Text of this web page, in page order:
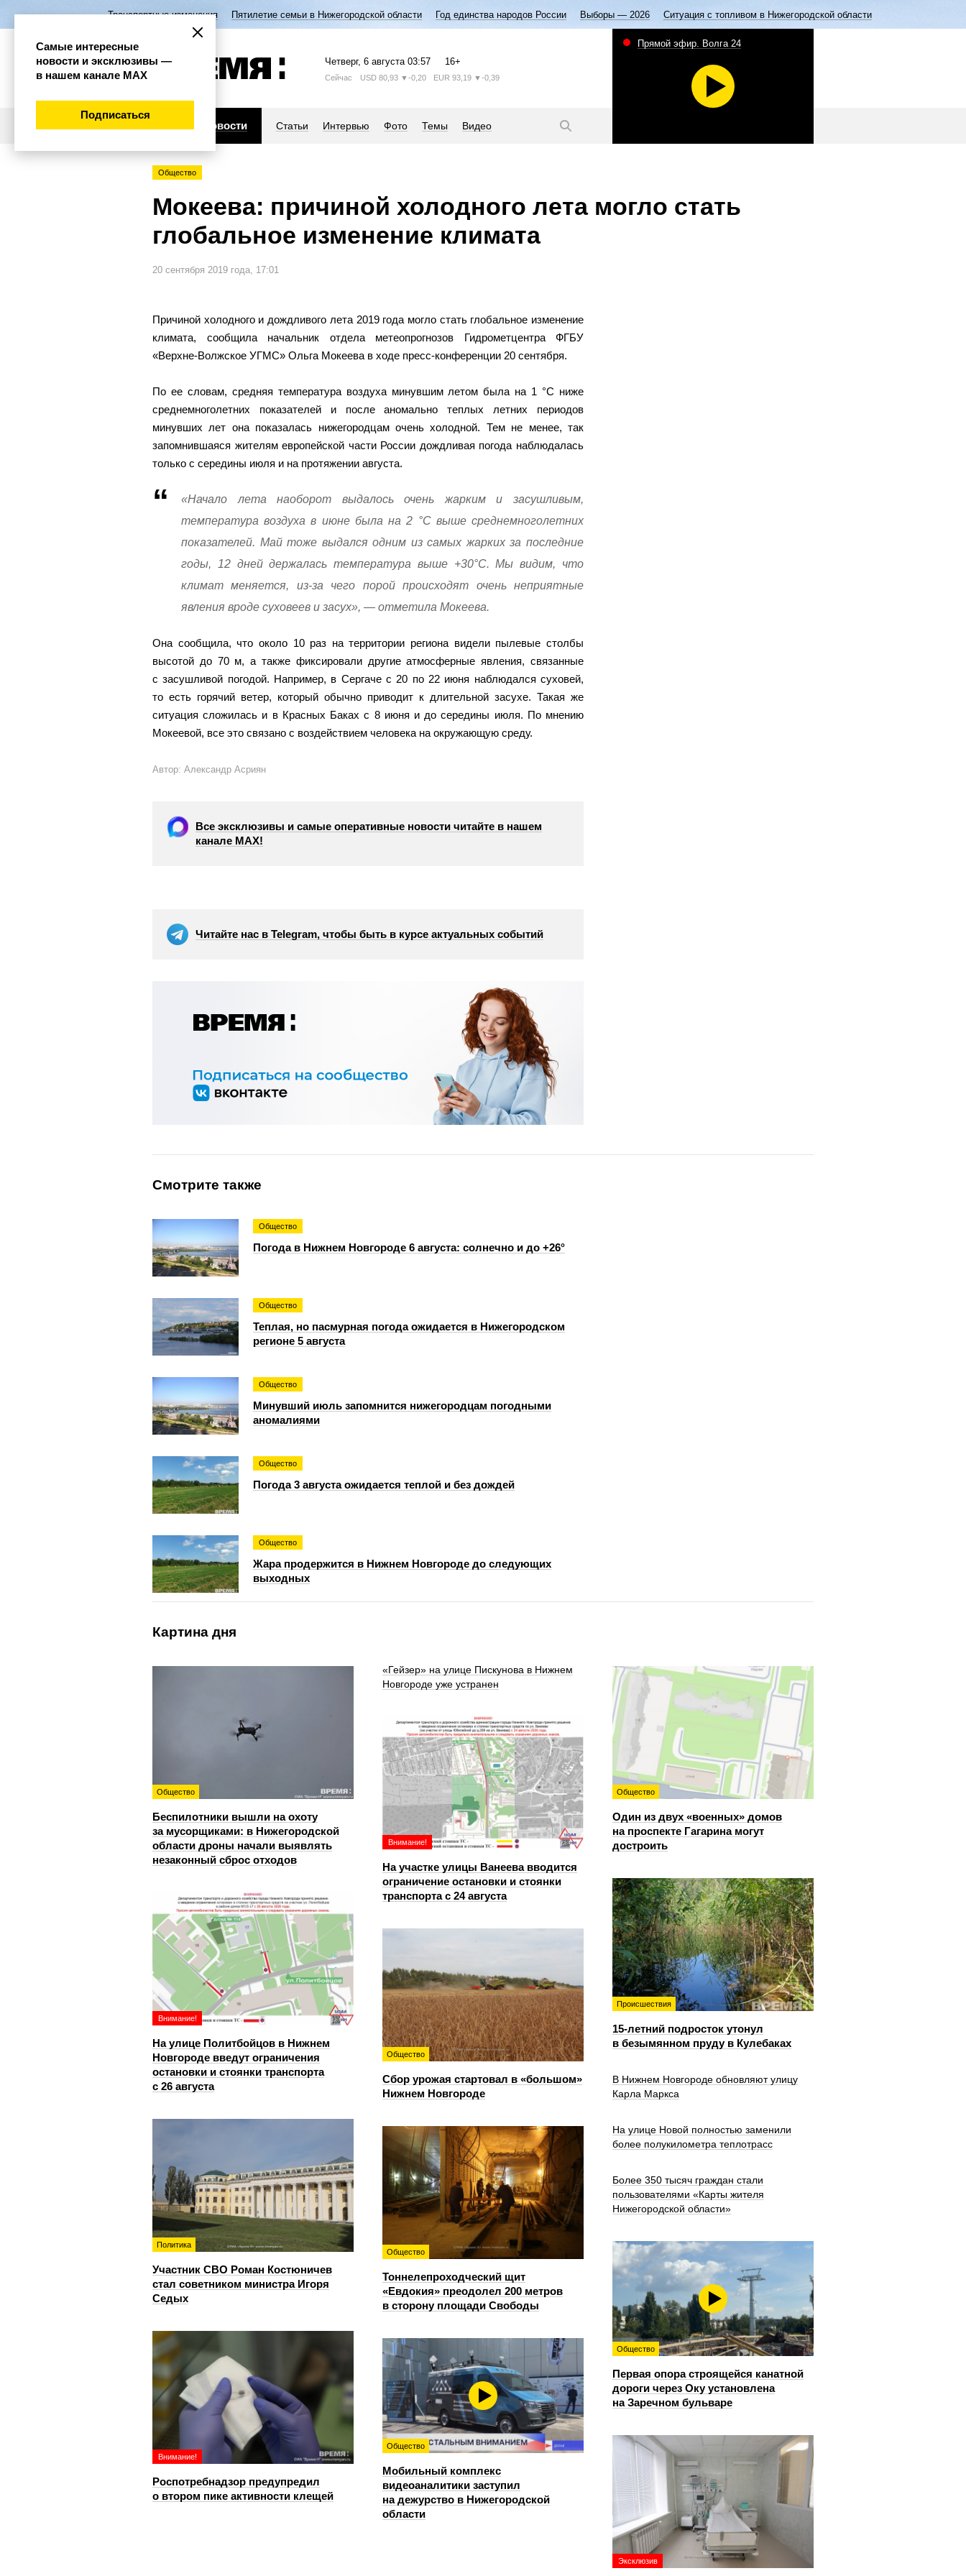
Транспортные изменения Пятилетие семьи в Нижегородской области Год единства народов России Выборы — 2026 Ситуация с топливом в Нижегородской области
Четверг, 6 августа 03:57 16+
Сейчас USD 80,93 ▼-0,20 EUR 93,19 ▼-0,39
Новости Статьи Интервью Фото Темы Видео
Прямой эфир. Волга 24
Общество
Мокеева: причиной холодного лета могло стать
глобальное изменение климата
20 сентября 2019 года, 17:01
Причиной холодного и дождливого лета 2019 года могло стать глобальное изменение
климата, сообщила начальник отдела метеопрогнозов Гидрометцентра ФГБУ
«Верхне-Волжское УГМС» Ольга Мокеева в ходе пресс-конференции 20 сентября.
По ее словам, средняя температура воздуха минувшим летом была на 1 °C ниже
среднемноголетних показателей и после аномально теплых летних периодов
минувших лет она показалась нижегородцам очень холодной. Тем не менее, так
запомнившаяся жителям европейской части России дождливая погода наблюдалась
только с середины июля и на протяжении августа.
«Начало лета наоборот выдалось очень жарким и засушливым,
температура воздуха в июне была на 2 °C выше среднемноголетних
показателей. Май тоже выдался одним из самых жарких за последние
годы, 12 дней держалась температура выше +30°С. Мы видим, что
климат меняется, из-за чего порой происходят очень неприятные
явления вроде суховеев и засух», — отметила Мокеева.
Она сообщила, что около 10 раз на территории региона видели пылевые столбы
высотой до 70 м, а также фиксировали другие атмосферные явления, связанные
с засушливой погодой. Например, в Сергаче с 20 по 22 июня наблюдался суховей,
то есть горячий ветер, который обычно приводит к длительной засухе. Такая же
ситуация сложилась и в Красных Баках с 8 июня и до середины июля. По мнению
Мокеевой, все это связано с воздействием человека на окружающую среду.
Автор: Александр Асриян
Все эксклюзивы и самые оперативные новости читайте в нашем
канале МАХ!
Читайте нас в Telegram, чтобы быть в курсе актуальных событий
Смотрите также
Общество
Погода в Нижнем Новгороде 6 августа: солнечно и до +26°
Общество
Теплая, но пасмурная погода ожидается в Нижегородском
регионе 5 августа
Общество
Минувший июль запомнится нижегородцам погодными
аномалиями
Общество
Погода 3 августа ожидается теплой и без дождей
Общество
Жара продержится в Нижнем Новгороде до следующих
выходных
Картина дня
Общество
Беспилотники вышли на охоту
за мусорщиками: в Нижегородской
области дроны начали выявлять
незаконный сброс отходов
«Гейзер» на улице Пискунова в Нижнем
Новгороде уже устранен
Общество
Один из двух «военных» домов
на проспекте Гагарина могут
достроить
Внимание!
На участке улицы Ванеева вводится
ограничение остановки и стоянки
транспорта с 24 августа
Происшествия
15-летний подросток утонул
в безымянном пруду в Кулебаках
Внимание!
На улице Политбойцов в Нижнем
Новгороде введут ограничения
остановки и стоянки транспорта
с 26 августа
Общество
Сбор урожая стартовал в «большом»
Нижнем Новгороде
В Нижнем Новгороде обновляют улицу
Карла Маркса
Политика
Участник СВО Роман Костюничев
стал советником министра Игоря
Седых
Общество
Тоннелепроходческий щит
«Евдокия» преодолел 200 метров
в сторону площади Свободы
На улице Новой полностью заменили
более полукилометра теплотрасс
Более 350 тысяч граждан стали
пользователями «Карты жителя
Нижегородской области»
Общество
Первая опора строящейся канатной
дороги через Оку установлена
на Заречном бульваре
Внимание!
Роспотребнадзор предупредил
о втором пике активности клещей
Общество
Мобильный комплекс
видеоаналитики заступил
на дежурство в Нижегородской
области
Эксклюзив
Самые интересные
новости и эксклюзивы —
в нашем канале МАХ
Подписаться